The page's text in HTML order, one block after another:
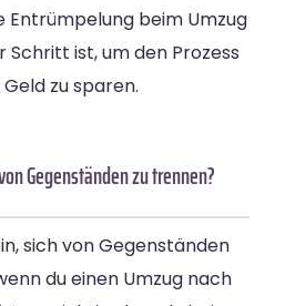
Entrümpelung beim Umzug
Schritt ist, um den Prozess
zu sparen.
Gegenständen zu trennen?
sich von Gegenständen
du einen Umzug nach